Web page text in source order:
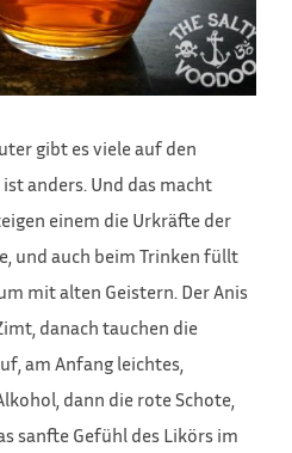
gibt es viele auf den
anders. Und das macht
einem die Urkräfte der
und auch beim Trinken füllt
mit alten Geistern. Der Anis
danach tauchen die
am Anfang leichtes,
dann die rote Schote,
sanfte Gefühl des Likörs im